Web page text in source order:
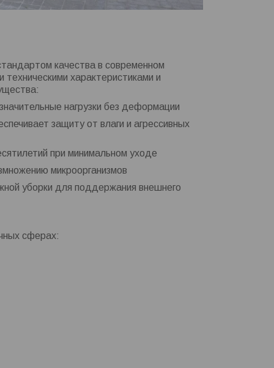
качества в современном
характеристиками и
нагрузки без деформации
защиту от влаги и агрессивных
при минимальном уходе
микроорганизмов
уборки для поддержания внешнего
сферах: